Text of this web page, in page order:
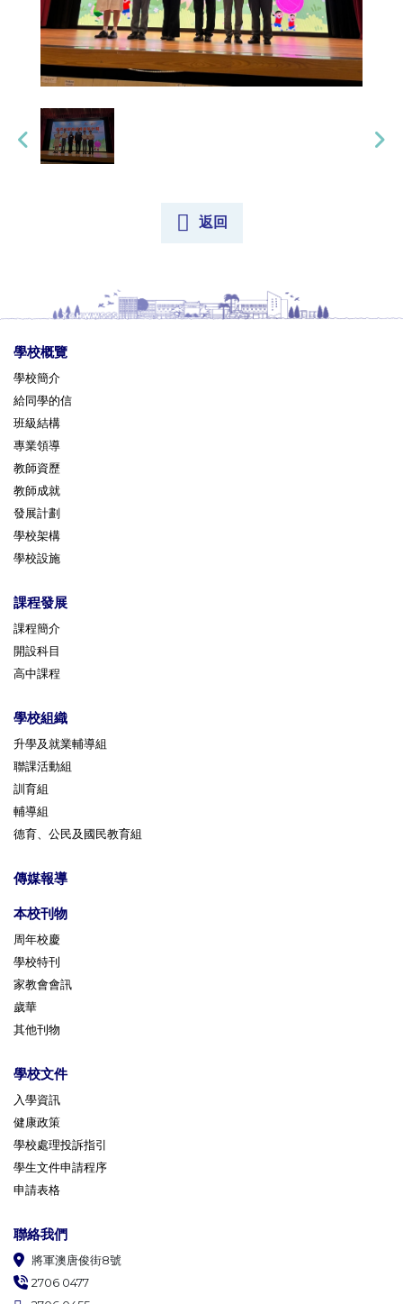
返回
學校概覽
學校簡介
給同學的信
班級結構
專業領導
教師資歷
教師成就
發展計劃
學校架構
學校設施
課程發展
課程簡介
開設科目
高中課程
學校組織
升學及就業輔導組
聯課活動組
訓育組
輔導組
德育、公民及國民教育組
傳媒報導
本校刊物
周年校慶
學校特刊
家教會會訊
歲華
其他刊物
學校文件
入學資訊
健康政策
學校處理投訴指引
學生文件申請程序
申請表格
聯絡我們
將軍澳唐俊街8號
2706 0477